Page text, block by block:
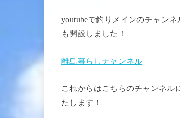
youtubeで釣りメインのチャン
も開設しました！
離島暮らしチャンネル
これからはこちらのチャンネル
たします！